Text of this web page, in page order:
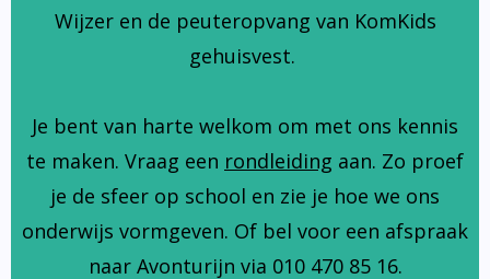
Wijzer en de peuteropvang van KomKids
gehuisvest.
Je bent van harte welkom om met ons kennis
te maken. Vraag een rondleiding aan. Zo proef
je de sfeer op school en zie je hoe we ons
onderwijs vormgeven. Of bel voor een afspraak
naar Avonturijn via 010 470 85 16.